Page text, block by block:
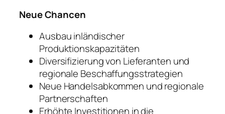
Neue Chancen
Ausbau inländischer
Produktionskapazitäten
Diversifizierung von Lieferanten und
regionale Beschaffungsstrategien
Neue Handelsabkommen und regionale
Partnerschaften
Erhöhte Investitionen in die